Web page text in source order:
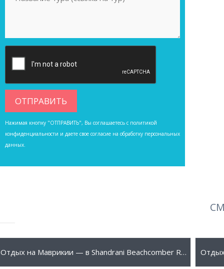
Нажимая кнопку "ОТПРАВИТЬ", Вы соглашаетесь с политикой
конфиденциальности и даете свое согласие на обработку персональных
данных.
595 € ПОДРОБНЕЕ Отдых на Маврикии — в Shandrani Beachcomber Resort & Spa 5* 660